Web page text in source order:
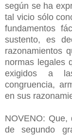
según se ha
tal vicio sólo
fundamentos
sustento, es
razonamientos
normas legales
exigidos a
congruencia,
en sus
NOVENO:
de segundo